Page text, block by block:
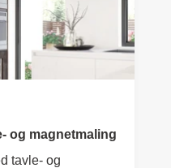
og magnetmaling
tavle- og